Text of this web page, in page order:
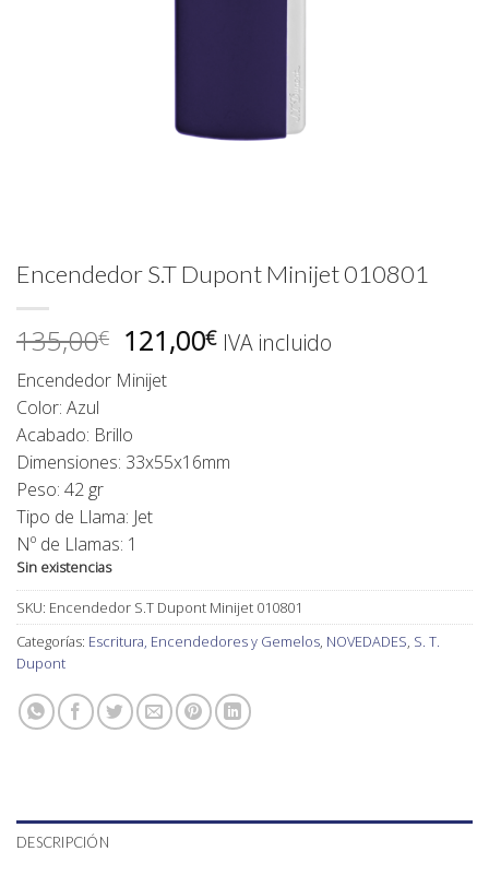
Encendedor S.T Dupont Minijet 010801
135,00€ El
precio
original
135,00€.
121,00€ElIVA incluido
Encendedor Minijet
Color: Azul
Acabado: Brillo
Dimensiones: 33x55x16mm
Peso: 42 gr
Tipo de Llama: Jet
Nº de Llamas: 1
Sin existencias
SKU: Encendedor S.T Dupont Minijet 010801
Categorías: Escritura, Encendedores y Gemelos, NOVEDADES, S. T.
Dupont
DESCRIPCIÓN